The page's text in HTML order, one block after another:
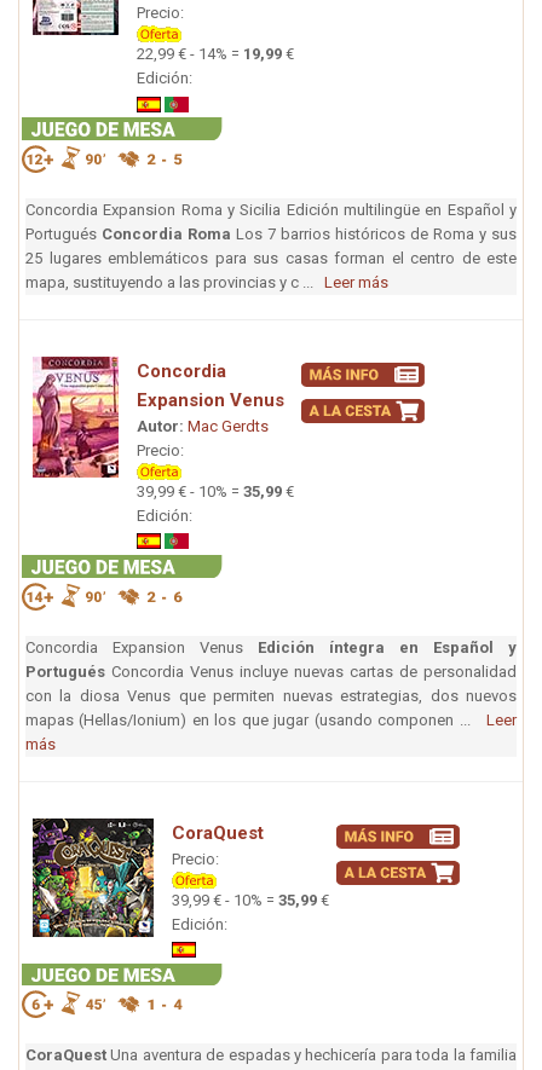
Precio:
22,99 € - 14% = 19,99 €
Edición:
Concordia Expansion Roma y Sicilia Edición multilingüe en Español y
Portugués Concordia Roma Los 7 barrios históricos de Roma y sus
25 lugares emblemáticos para sus casas forman el centro de este
mapa, sustituyendo a las provincias y c ... Leer más
Concordia
Expansion Venus
Autor: Mac Gerdts
Precio:
39,99 € - 10% = 35,99 €
Edición:
Concordia Expansion Venus Edición íntegra en Español y
Portugués Concordia Venus incluye nuevas cartas de personalidad
con la diosa Venus que permiten nuevas estrategias, dos nuevos
mapas (Hellas/Ionium) en los que jugar (usando componen ... Leer
más
CoraQuest
Precio:
39,99 € - 10% = 35,99 €
Edición:
CoraQuest Una aventura de espadas y hechicería para toda la familia